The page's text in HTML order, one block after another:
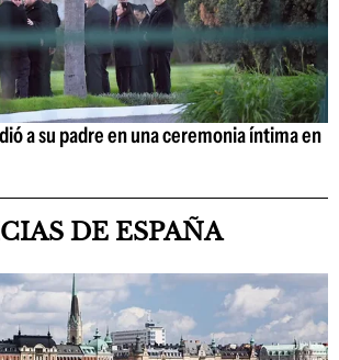
a su padre en una ceremonia íntima en
DE ESPAÑA